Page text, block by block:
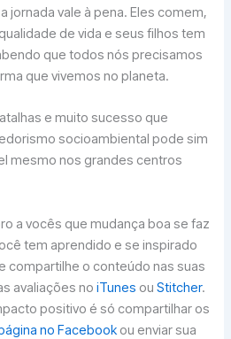
jornada vale à pena. Eles comem,
de vida e seus filhos tem
que todos nós precisamos
que vivemos no planeta.
e muito sucesso que
socioambiental pode sim
mesmo nos grandes centros
a vocês que mudança boa se faz
tem aprendido e se inspirado
compartilhe o conteúdo nas suas
avaliações noiTunes ouStitcher.
positivo é só compartilhar os
no Facebookou enviar sua